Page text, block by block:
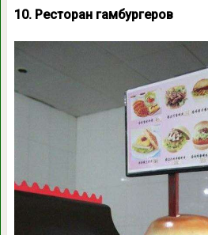
10. Ресторан гамбургеров